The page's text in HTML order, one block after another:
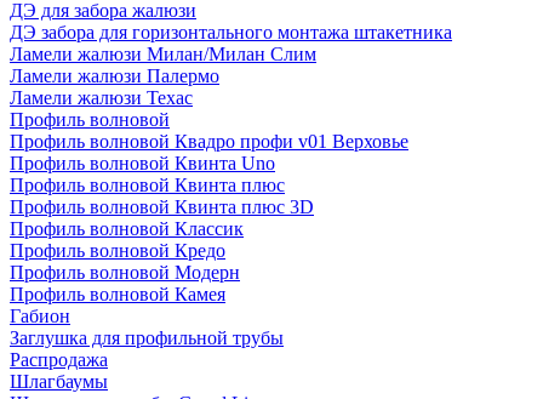
ДЭ для забора жалюзи
ДЭ забора для горизонтального монтажа штакетника
Ламели жалюзи Милан/Милан Слим
Ламели жалюзи Палермо
Ламели жалюзи Техас
Профиль волновой
Профиль волновой Квадро профи v01 Верховье
Профиль волновой Квинта Uno
Профиль волновой Квинта плюс
Профиль волновой Квинта плюс 3D
Профиль волновой Классик
Профиль волновой Кредо
Профиль волновой Модерн
Профиль волновой Камея
Габион
Заглушка для профильной трубы
Распродажа
Шлагбаумы